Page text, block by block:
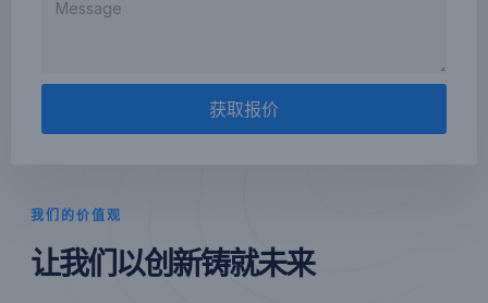
获取报价
我们的价值观
让我们以创新铸就未来